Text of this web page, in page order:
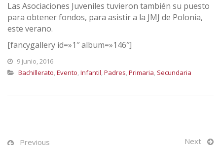
Las Asociaciones Juveniles tuvieron también su puesto
para obtener fondos, para asistir a la JMJ de Polonia,
este verano.
[fancygallery id=»1″ album=»146″]
9 junio, 2016
Bachillerato, Evento, Infantil, Padres, Primaria, Secundaria
Previous Next